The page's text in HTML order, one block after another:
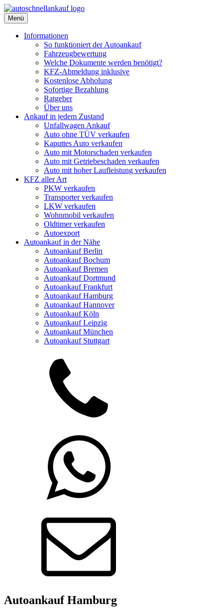
Menü
Informationen
So funktioniert der Autoankauf
Fahrzeugbewertung
Welche Dokumente werden benötigt?
KFZ-Abmeldung inklusive
Kostenlose Abholung
Sofortige Bezahlung
Ratgeber
Über uns
Ankauf in jedem Zustand
Unfallwagen Ankauf
Auto ohne TÜV verkaufen
Kaputtes Auto verkaufen
Auto mit Motorschaden verkaufen
Auto mit Getriebeschaden verkaufen
Auto mit hoher Laufleistung verkaufen
KFZ aller Art
PKW verkaufen
Transporter verkaufen
LKW verkaufen
Wohnmobil verkaufen
Oldtimer verkaufen
Autoexport
Autoankauf in der Nähe
Autoankauf Berlin
Autoankauf Bochum
Autoankauf Bremen
Autoankauf Dortmund
Autoankauf Frankfurt
Autoankauf Hamburg
Autoankauf Hannover
Autoankauf Köln
Autoankauf Leipzig
Autoankauf München
Autoankauf Stuttgart
AutoankaufHamburg